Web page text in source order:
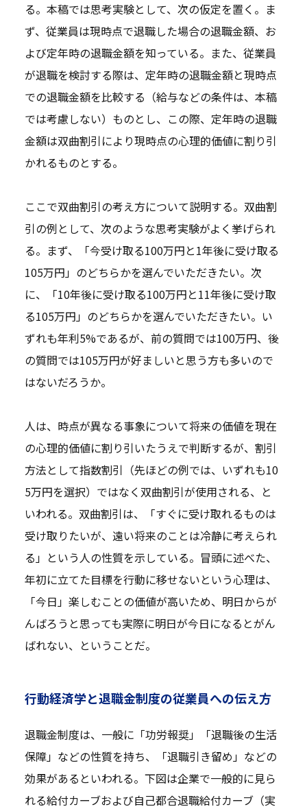
る。本稿では思考実験として、次の仮定を置く。ま
ず、従業員は現時点で退職した場合の退職金額、お
よび定年時の退職金額を知っている。また、従業員
が退職を検討する際は、定年時の退職金額と現時点
での退職金額を比較する（給与などの条件は、本稿
では考慮しない）ものとし、この際、定年時の退職
金額は双曲割引により現時点の心理的価値に割り引
かれるものとする。
ここで双曲割引の考え方について説明する。双曲割
引の例として、次のような思考実験がよく挙げられ
る。まず、「今受け取る100万円と1年後に受け取る
105万円」のどちらかを選んでいただきたい。次
に、「10年後に受け取る100万円と11年後に受け取
る105万円」のどちらかを選んでいただきたい。い
ずれも年利5%であるが、前の質問では100万円、後
の質問では105万円が好ましいと思う方も多いので
はないだろうか。
人は、時点が異なる事象について将来の価値を現在
の心理的価値に割り引いたうえで判断するが、割引
方法として指数割引（先ほどの例では、いずれも10
5万円を選択）ではなく双曲割引が使用される、と
いわれる。双曲割引は、「すぐに受け取れるものは
受け取りたいが、遠い将来のことは冷静に考えられ
る」という人の性質を示している。冒頭に述べた、
年初に立てた目標を行動に移せないという心理は、
「今日」楽しむことの価値が高いため、明日からが
んばろうと思っても実際に明日が今日になるとがん
ばれない、ということだ。
行動経済学と退職金制度の従業員への伝え方
退職金制度は、一般に「功労報奨」「退職後の生活
保障」などの性質を持ち、「退職引き留め」などの
効果があるといわれる。下図は企業で一般的に見ら
れる給付カーブおよび自己都合退職給付カーブ（実